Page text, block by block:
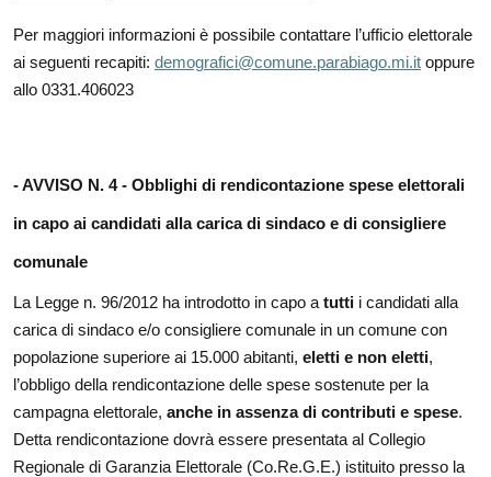
Per maggiori informazioni è possibile contattare l’ufficio elettorale
ai seguenti recapiti: demografici@comune.parabiago.mi.it oppure
allo 0331.406023
- AVVISO N. 4 - Obblighi di rendicontazione spese elettorali
in capo ai candidati alla carica di sindaco e di consigliere
comunale
La Legge n. 96/2012 ha introdotto in capo a tutti i candidati alla
carica di sindaco e/o consigliere comunale in un comune con
popolazione superiore ai 15.000 abitanti, eletti e non eletti,
l’obbligo della rendicontazione delle spese sostenute per la
campagna elettorale, anche in assenza di contributi e spese.
Detta rendicontazione dovrà essere presentata al Collegio
Regionale di Garanzia Elettorale (Co.Re.G.E.) istituito presso la